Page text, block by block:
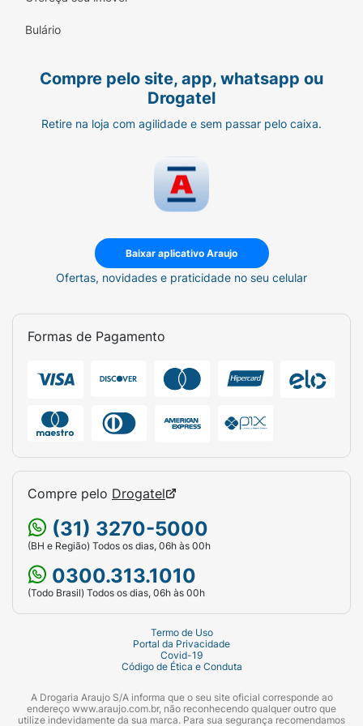
fumar. Não pulverizar perto do fogo ou outra
queimar, mesmo após utilização. Manter ao
abrigo da luz solar. Não expor ao sol nem a
temperaturas superiores a 50°C. Manter fora do
alcance de crianças. Somente a embalagem vazia
Bulário
Compre pelo site, app, whatsapp ou
Drogatel
Retire na loja com agilidade e sem passar pelo caixa.
Baixar aplicativo Araujo
Ofertas, novidades e praticidade no seu celular
Formas de Pagamento
Compre pelo Drogatel
(31) 3270-5000
(BH e Região) Todos os dias, 06h às 00h
0300.313.1010
(Todo Brasil) Todos os dias, 06h às 00h
Termo de Uso
Portal da Privacidade
Covid-19
Código de Ética e Conduta
A Drogaria Araujo S/A informa que o seu site oficial corresponde ao
endereço www.araujo.com.br, não reconhecendo qualquer outro que
utilize indevidamente da sua marca. Para sua segurança recomendamos